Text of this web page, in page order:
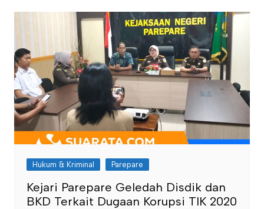
Hukum & Kriminal Parepare
Kejari Parepare Geledah Disdik dan
BKD Terkait Dugaan Korupsi TIK 2020